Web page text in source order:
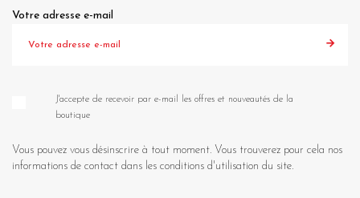
Votre adresse e-mail
J'accepte de recevoir par e-mail les offres et nouveautés de la
boutique
Vous pouvez vous désinscrire à tout moment. Vous trouverez pour cela nos
informations de contact dans les conditions d'utilisation du site.